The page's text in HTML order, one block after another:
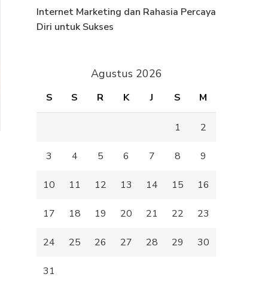
Internet Marketing dan Rahasia Percaya
Diri untuk Sukses
Agustus 2026
S S R K J S M
1 2
3 4 5 6 7 8 9
10 11 12 13 14 15 16
17 18 19 20 21 22 23
24 25 26 27 28 29 30
31